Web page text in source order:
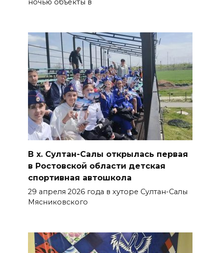
ночью объекты в
В х. Султан-Салы открылась первая
в Ростовской области детская
спортивная автошкола
29 апреля 2026 года в хуторе Султан-Салы
Мясниковского